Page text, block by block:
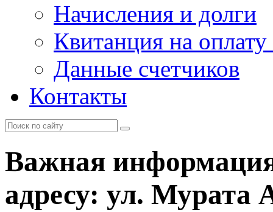
Начисления и долги
Квитанция на
Данные счетчиков
Контакты
Важная
адресу: ул. Мурата